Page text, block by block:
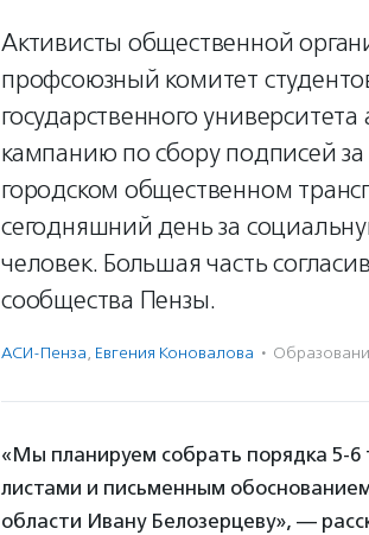
Активисты общественной
профсоюзный комитет
государственного
кампанию по сбору подписей за
городском общественном
сегодняшний день за
человек. Большая часть
сообщества Пензы.
АСИ-Пенза, Евгения Коновалова ·
«Мы планируем собрать порядка 5-
листами и письменным
области Ивану Белозерцеву», —